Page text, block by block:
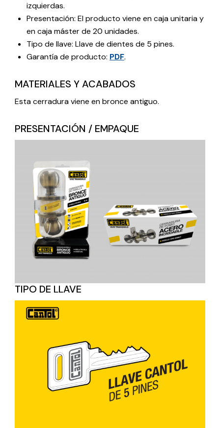
izquierdas.
Presentación: El producto viene en caja unitaria y
en caja máster de 20 unidades.
Tipo de llave: Llave de dientes de 5 pines.
Garantía de producto: PDF.
MATERIALES Y ACABADOS
Esta cerradura viene en bronce antiguo.
PRESENTACIÓN / EMPAQUE
TIPO DE LLAVE